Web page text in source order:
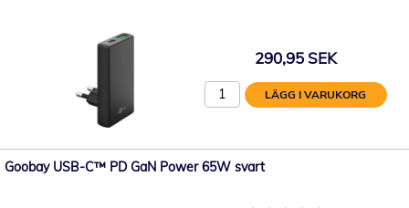
290,95 SEK
LÄGG I VARUKORG
Goobay USB-C™ PD GaN Power 65W svart